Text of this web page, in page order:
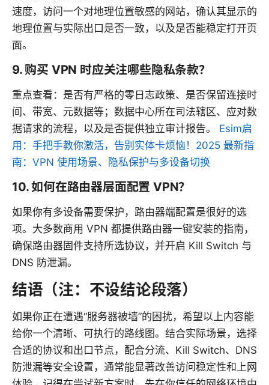
速度，访问一个对地理位置敏感的网站，确认其显示的
地理位置与实际出口是否一致，以及是否能稳定打开页
面。
9. 购买 VPN 时应关注哪些隐私条款？
重点查看：是否有严格的零日志政策、是否保留连接时
间、带宽、元数据等；数据中心所在司法辖区、应对数
据请求的流程，以及是否提供独立审计报告。 Esim启
用：手把手教你激活，告别实体卡烦恼！2025 最新指
南：VPN 使用场景、隐私保护与多设备切换
10. 如何在路由器层面配置 VPN？
如果你有多设备需要保护，路由器端配置是很好的选
项。大多数商用 VPN 都提供路由器一键安装的指南，
确保路由器固件支持所选协议，并开启 Kill Switch 与
DNS 防泄漏。
结语（注：不设结论段落）
如果你正在遭遇“服务器被墙”的困扰，希望以上内容能
给你一个清晰、可执行的路线图。结合实际场景，选择
合适的协议和出口节点，配合分流、Kill Switch、DNS
防泄漏等安全设置，通常能显著改善访问稳定性和上网